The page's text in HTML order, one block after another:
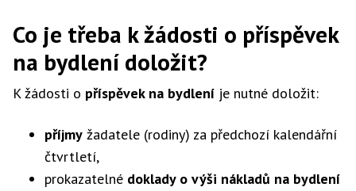
Co je třeba k žádosti o příspěvek
na bydlení doložit?
K žádosti o příspěvek na bydlení je nutné doložit:
příjmy žadatele (rodiny) za předchozí kalendářní
čtvrtletí,
prokazatelné doklady o výši nákladů na bydlení